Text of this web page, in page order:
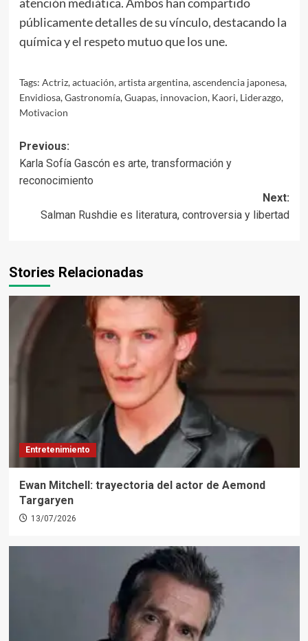
públicamente detalles de su vínculo, destacando la
química y el respeto mutuo que los une.
Tags: Actriz,actuación,artista argentina,ascendencia japonesa,
Envidiosa,Gastronomía,Guapas, innovacion, Kaori, Liderazgo,
Motivacion
Post
navigation
Previous:
Karla Sofía Gascón es arte, transformación y
reconocimiento
Next:
Salman Rushdie es literatura, controversia y libertad
Stories Relacionadas
Entretenimiento
Ewan Mitchell: trayectoria del actor de Aemond
Targaryen
13/07/2026